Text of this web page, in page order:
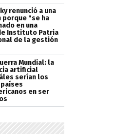
renunció a una
porque "se ha
en una
Instituto Patria
de la gestión
Mundial: la
artificial
serían los
en ser